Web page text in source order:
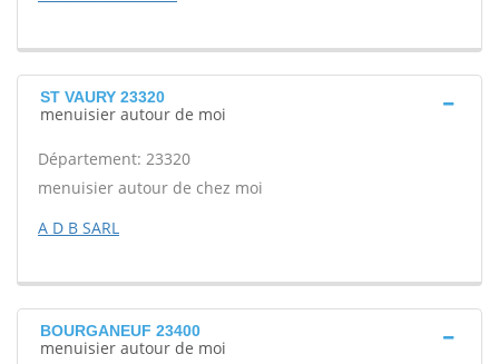
ST VAURY 23320
menuisier autour de moi
Département: 23320
menuisier autour de chez moi
A D B SARL
BOURGANEUF 23400
menuisier autour de moi